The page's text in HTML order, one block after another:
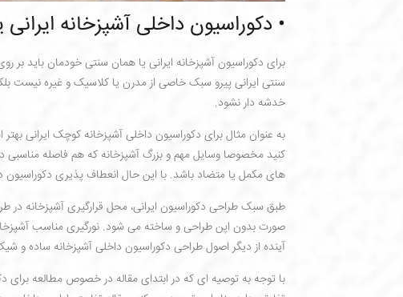
• دکوراسیون داخلی آشپزخانه
برای دکوراسیون آشپزخانه ایرانی یا همان سنتی خودمان باید
سنتی ایرانی پیرو سبک خاصی از مدرن یا کلاسیک و غیره نیست
خدشه دار نشود.
به عنوان مثال برای دکوراسیون داخلی آشپزخانه کوچک ایرانی
کنید مخصوصا وسایل مهم و بزرگ آشپزخانه که هم فاصله مناسبی
های مکمل یا متضاد باشد. با این حال انعطاف پذیری دکوراسیون
طبق سبک طراحی دکوراسیون ایرانی، محل قرارگیری آشپزخانه
صورت بدون اپن طراحی و ساخته می شود. نورگیری مناسب
آینده از دیگر اصول طراحی دکوراسیون داخلی آشپزخانه ساده و
با توجه به توصیه ای که در ابتدای مقاله در خصوص مطالعه برای